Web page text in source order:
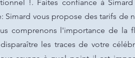
!. Faites confiance à
vous propose des tarifs de
comprenons l'importance de la
les traces de votre